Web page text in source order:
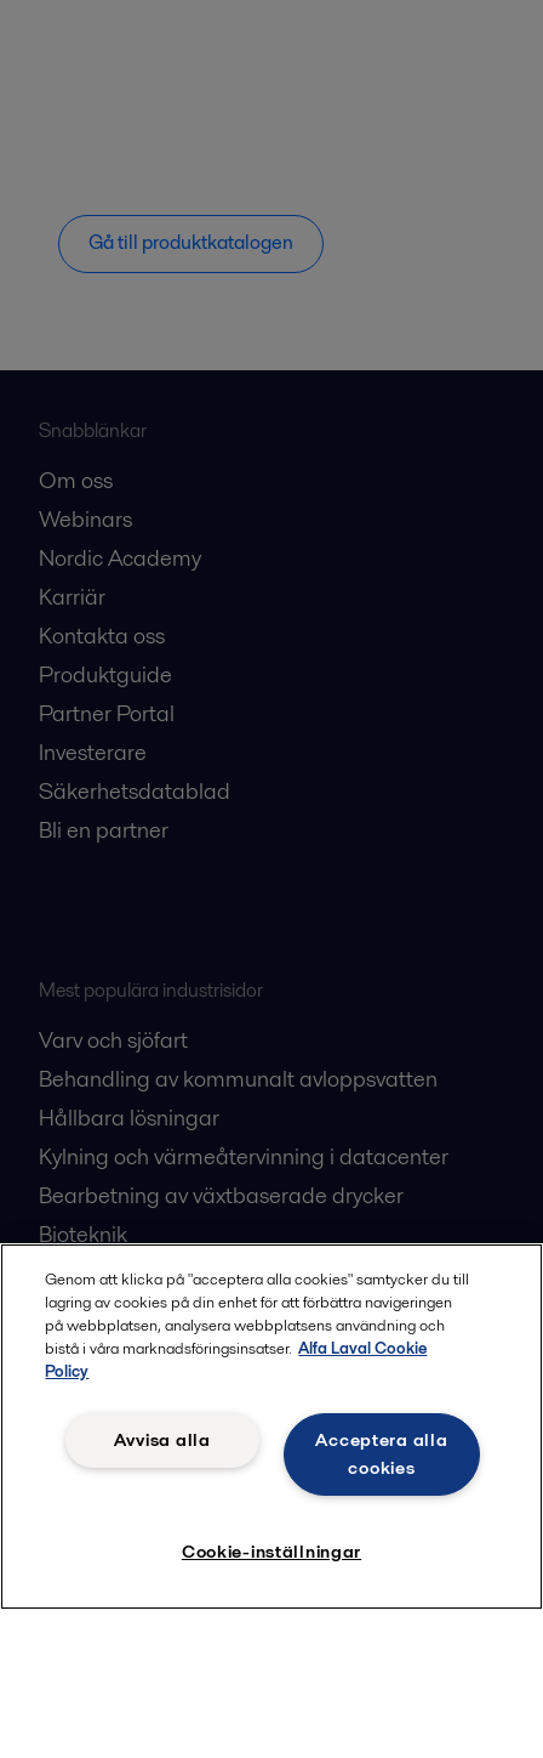
Gå till produktkatalogen
Snabblänkar
Om oss
Webinars
Nordic Academy
Karriär
Kontakta oss
Produktguide
Partner Portal
Investerare
Säkerhetsdatablad
Bli en partner
Mest populära industrisidor
Varv och sjöfart
Behandling av kommunalt avloppsvatten
Hållbara lösningar
Kylning och värmeåtervinning i datacenter
Bearbetning av växtbaserade drycker
Bioteknik
Hub för värme och kyla
Mest populära produktsidor
Separatorer
Dekantercentrifuger
Barlastvattenlösningar
Genom att klicka på "acceptera alla cookies" samtycker du till
lagring av cookies på din enhet för att förbättra navigeringen
på webbplatsen, analysera webbplatsens användning och
bistå i våra marknadsföringsinsatser. Alfa Laval Cookie
Policy
Acceptera alla
cookies
Avvisa alla
Cookie-inställningar